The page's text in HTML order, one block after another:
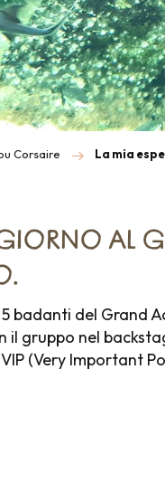
Corsaire La mia
AL
badanti del Grand
il gruppo nel
(Very Important